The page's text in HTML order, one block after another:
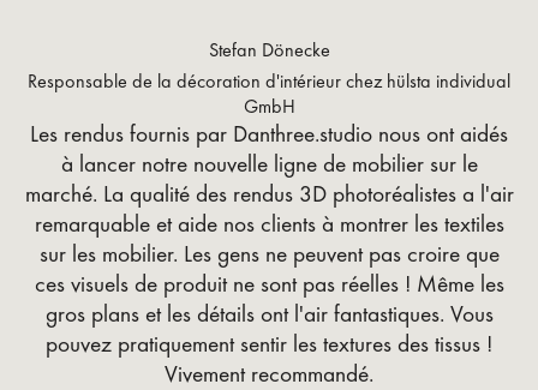
Stefan Dönecke
Responsable de la décoration d'intérieur chez hülsta individual
GmbH
Les rendus fournis par Danthree.studio nous ont aidés
à lancer notre nouvelle ligne de mobilier sur le
marché. La qualité des rendus 3D photoréalistes a l'air
remarquable et aide nos clients à montrer les textiles
sur les mobilier. Les gens ne peuvent pas croire que
ces visuels de produit ne sont pas réelles ! Même les
gros plans et les détails ont l'air fantastiques. Vous
pouvez pratiquement sentir les textures des tissus !
Vivement recommandé.